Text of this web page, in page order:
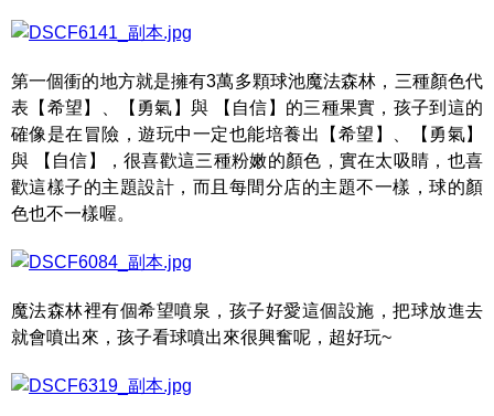
第一個衝的地方就是擁有3萬多顆球池魔法森林，三種顏色代
表【希望】、【勇氣】與 【自信】的三種果實，孩子到這的
確像是在冒險，遊玩中一定也能培養出【希望】、【勇氣】
與 【自信】，很喜歡這三種粉嫩的顏色，實在太吸睛，也喜
歡這樣子的主題設計，而且每間分店的主題不一樣，球的顏
色也不一樣喔。
魔法森林裡有個希望噴泉，孩子好愛這個設施，把球放進去
就會噴出來，孩子看球噴出來很興奮呢，超好玩~